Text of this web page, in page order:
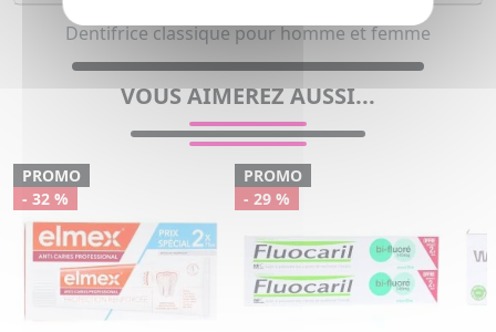
Dentifrice classique pour homme et femme
VOUS AIMEREZ AUSSI...
PROMO
- 32 %
PROMO
- 29 %